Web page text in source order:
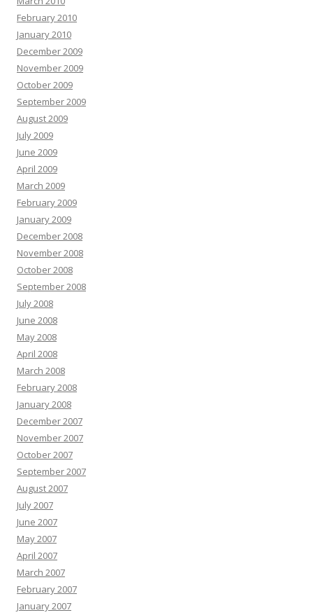
February 2010
January 2010
December 2009
November 2009
October 2009
September 2009
August 2009
July 2009
June 2009
April 2009
March 2009
February 2009
January 2009
December 2008
November 2008
October 2008
September 2008
July 2008
June 2008
May 2008
April 2008
March 2008
February 2008
January 2008
December 2007
November 2007
October 2007
September 2007
August 2007
July 2007
June 2007
May 2007
April 2007
March 2007
February 2007
January 2007